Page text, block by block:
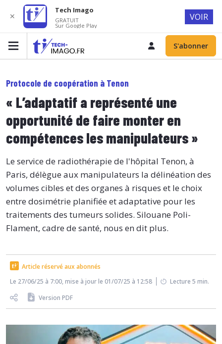
S'abonner
Protocole de coopération à Tenon
« L’adaptatif a représenté une
opportunité de faire monter en
compétences les manipulateurs »
Le service de radiothérapie de l'hôpital Tenon, à
Paris, délègue aux manipulateurs la délinéation des
volumes cibles et des organes à risques et le choix
entre dosimétrie planifiée et adaptative pour les
traitements des tumeurs solides. Silouane Poli-
Flament, cadre de santé, nous en dit plus.
Article réservé aux abonnés
Le 27/06/25 à 7:00, mise à jour le 01/07/25 à 12:58
Lecture 5 min.
Version PDF
✕
Tech Imago
GRATUIT
Sur Google Play
VOIR